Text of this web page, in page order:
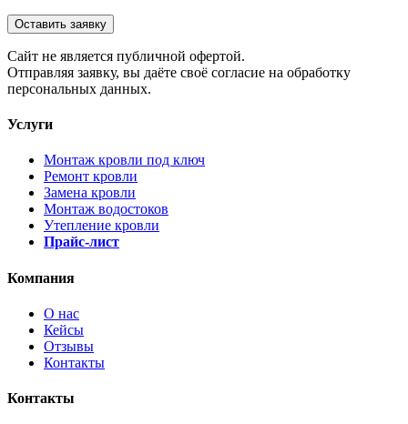
Оставить заявку
Cайт не является публичной офертой.
Отправляя заявку, вы даёте своё согласие на обработку
персональных данных.
Услуги
Монтаж кровли под ключ
Ремонт кровли
Замена кровли
Монтаж водостоков
Утепление кровли
Прайс-лист
Компания
О нас
Кейсы
Отзывы
Контакты
Контакты